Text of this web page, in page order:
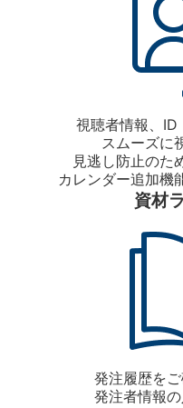
視聴者情報、ID
スムーズに
見逃し防止のた
カレンダー追加機
資材
発注履歴をご
発注者情報の